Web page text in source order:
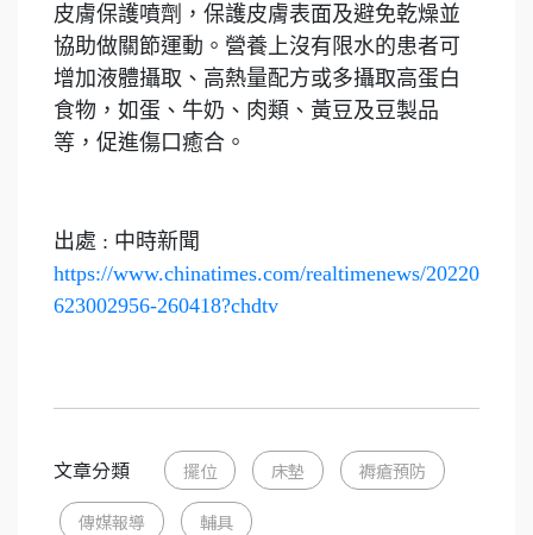
皮膚保護噴劑，保護皮膚表面及避免乾燥並
協助做關節運動。營養上沒有限水的患者可
增加液體攝取、高熱量配方或多攝取高蛋白
食物，如蛋、牛奶、肉類、黃豆及豆製品
等，促進傷口癒合。
出處 : 中時新聞
https://www.chinatimes.com/realtimenews/20220
623002956-260418?chdtv
文章分類 擺位 床墊 褥瘡預防
傳媒報導 輔具